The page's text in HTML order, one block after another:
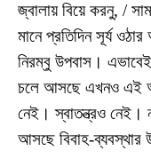
জ্বালায় বিয়ে করনু, /
মানে প্রতিদিন সূর্য
নিরম্বু উপবাস। এভাবেই
চলে আসছে এখনও এই
নেই। স্বাতন্ত্রও নেই।
আসছে বিবাহ-